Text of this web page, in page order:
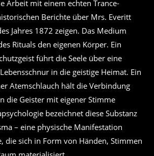
Arbeit mit einem echten Trance-
Berichte über Mrs. Everitt
Jahres 1872 zeigen. Das Medium
Rituals den eigenen Körper. Ein
führt die Seele über eine
in die geistige Heimat. Ein
Atemschlauch hält die Verbindung
die Geister mit eigener Stimme
bezeichnet diese Substanz
– eine physische Manifestation
die sich in Form von Händen, Stimmen